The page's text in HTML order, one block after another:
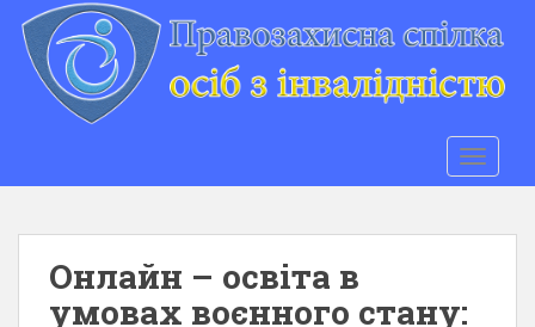
Онлайн – освіта в
умовах воєнного стану: